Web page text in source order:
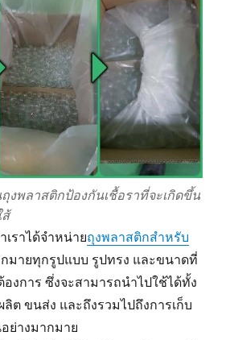
แบคทีเรีย
เชื้อ
รา)
งพลาสติกป้องกันเชื้อราที่จะเกิดขึ้น
ราได้จำหน่ายถุงพลาสติกสำหรับ
มายทุกรูปแบบ รูปทรง และขนาดที่
งการ ซึ่งจะสามารถนำไปใช้ได้ทั้ง
ต ขนส่ง และถึงรวมไปถึงการเก็บ
ย่างมากมาย